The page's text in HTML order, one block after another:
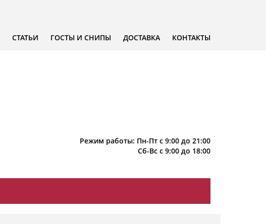
СТАТЬИ ГОСТЫ И СНИПЫ ДОСТАВКА КОНТАКТЫ
Режим работы: Пн-Пт с 9:00 до 21:00
Сб-Вс с 9:00 до 18:00